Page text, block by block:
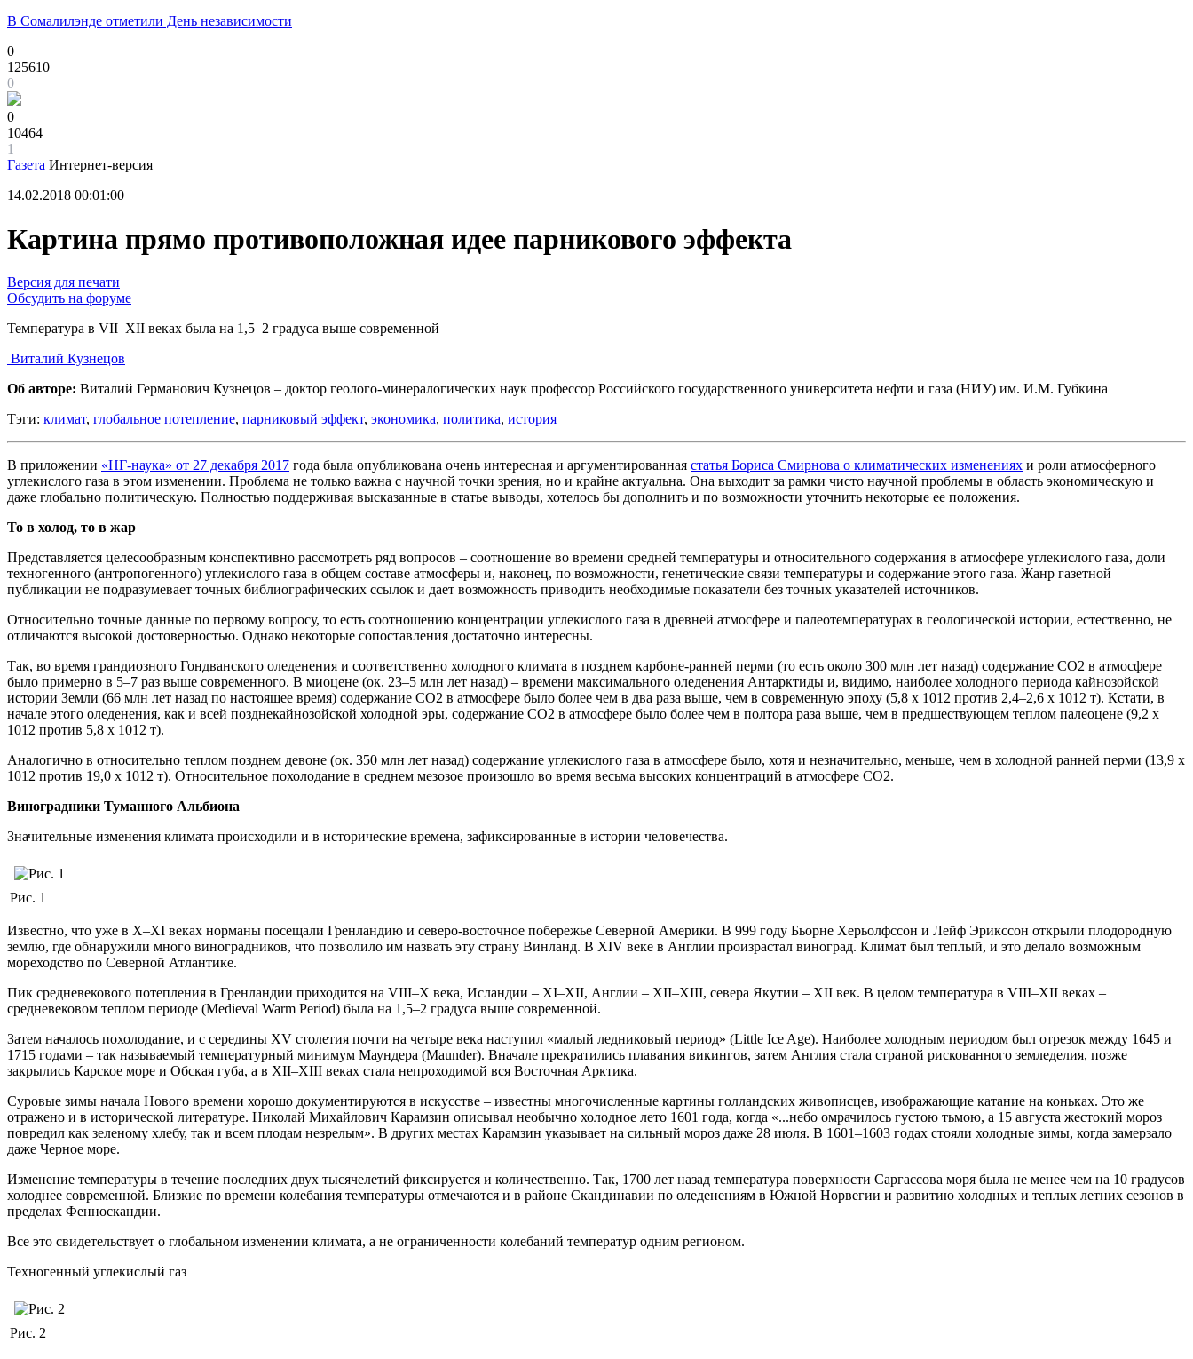
В Сомалилэнде отметили День независимости
0
125610
0
0
10464
1
Газета Интернет-версия
14.02.2018 00:01:00
Картина прямо противоположная идее парникового эффекта
Версия для печати
Обсудить на форуме
Температура в VII–XII веках была на 1,5–2 градуса выше современной
Виталий Кузнецов
Об авторе: Виталий Германович Кузнецов – доктор геолого-минералогических наук профессор Российского государственного университета нефти и газа (НИУ) им. И.М. Губкина
Тэги: климат, глобальное потепление, парниковый эффект, экономика, политика, история
В приложении «НГ-наука» от 27 декабря 2017 года была опубликована очень интересная и аргументированная статья Бориса Смирнова о климатических изменениях и роли атмосферного
углекислого газа в этом изменении. Проблема не только важна с научной точки зрения, но и крайне актуальна. Она выходит за рамки чисто научной проблемы в область экономическую и
даже глобально политическую. Полностью поддерживая высказанные в статье выводы, хотелось бы дополнить и по возможности уточнить некоторые ее положения.
То в холод, то в жар
Представляется целесообразным конспективно рассмотреть ряд вопросов – соотношение во времени средней температуры и относительного содержания в атмосфере углекислого газа, доли
техногенного (антропогенного) углекислого газа в общем составе атмосферы и, наконец, по возможности, генетические связи температуры и содержание этого газа. Жанр газетной
публикации не подразумевает точных библиографических ссылок и дает возможность приводить необходимые показатели без точных указателей источников.
Относительно точные данные по первому вопросу, то есть соотношению концентрации углекислого газа в древней атмосфере и палеотемпературах в геологической истории, естественно, не
отличаются высокой достоверностью. Однако некоторые сопоставления достаточно интересны.
Так, во время грандиозного Гондванского оледенения и соответственно холодного климата в позднем карбоне-ранней перми (то есть около 300 млн лет назад) содержание СО2 в атмосфере
было примерно в 5–7 раз выше современного. В миоцене (ок. 23–5 млн лет назад) – времени максимального оледенения Антарктиды и, видимо, наиболее холодного периода кайнозойской
истории Земли (66 млн лет назад по настоящее время) содержание СО2 в атмосфере было более чем в два раза выше, чем в современную эпоху (5,8 х 1012 против 2,4–2,6 х 1012 т). Кстати, в
начале этого оледенения, как и всей позднекайнозойской холодной эры, содержание СО2 в атмосфере было более чем в полтора раза выше, чем в предшествующем теплом палеоцене (9,2 х
1012 против 5,8 х 1012 т).
Аналогично в относительно теплом позднем девоне (ок. 350 млн лет назад) содержание углекислого газа в атмосфере было, хотя и незначительно, меньше, чем в холодной ранней перми (13,9 х
1012 против 19,0 х 1012 т). Относительное похолодание в среднем мезозое произошло во время весьма высоких концентраций в атмосфере СО2.
Виноградники Туманного Альбиона
Значительные изменения климата происходили и в исторические времена, зафиксированные в истории человечества.
Рис. 1
Известно, что уже в X–XI веках норманы посещали Гренландию и северо-восточное побережье Северной Америки. В 999 году Бьорне Херьолфссон и Лейф Эрикссон открыли плодородную
землю, где обнаружили много виноградников, что позволило им назвать эту страну Винланд. В XIV веке в Англии произрастал виноград. Климат был теплый, и это делало возможным
мореходство по Северной Атлантике.
Пик средневекового потепления в Гренландии приходится на VIII–X века, Исландии – XI–XII, Англии – XII–XIII, севера Якутии – XII век. В целом температура в VIII–XII веках –
средневековом теплом периоде (Medieval Warm Period) была на 1,5–2 градуса выше современной.
Затем началось похолодание, и с середины XV столетия почти на четыре века наступил «малый ледниковый период» (Little Ice Age). Наиболее холодным периодом был отрезок между 1645 и
1715 годами – так называемый температурный минимум Маундера (Maunder). Вначале прекратились плавания викингов, затем Англия стала страной рискованного земледелия, позже
закрылись Карское море и Обская губа, а в XII–XIII веках стала непроходимой вся Восточная Арктика.
Суровые зимы начала Нового времени хорошо документируются в искусстве – известны многочисленные картины голландских живописцев, изображающие катание на коньках. Это же
отражено и в исторической литературе. Николай Михайлович Карамзин описывал необычно холодное лето 1601 года, когда «...небо омрачилось густою тьмою, а 15 августа жестокий мороз
повредил как зеленому хлебу, так и всем плодам незрелым». В других местах Карамзин указывает на сильный мороз даже 28 июля. В 1601–1603 годах стояли холодные зимы, когда замерзало
даже Черное море.
Изменение температуры в течение последних двух тысячелетий фиксируется и количественно. Так, 1700 лет назад температура поверхности Саргассова моря была не менее чем на 10 градусов
холоднее современной. Близкие по времени колебания температуры отмечаются и в районе Скандинавии по оледенениям в Южной Норвегии и развитию холодных и теплых летних сезонов в
пределах Фенноскандии.
Все это свидетельствует о глобальном изменении климата, а не ограниченности колебаний температур одним регионом.
Техногенный углекислый газ
Рис. 2